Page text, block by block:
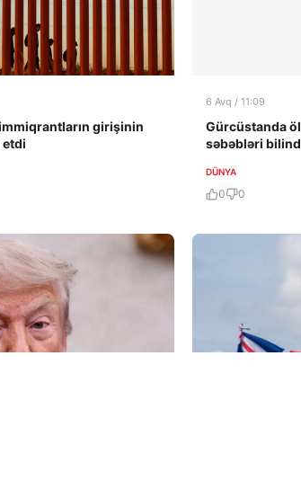
girişinin
etdi
6 Avq / 11:09
Gürcüstanda
səbəbləri
DÜNYA
0 0